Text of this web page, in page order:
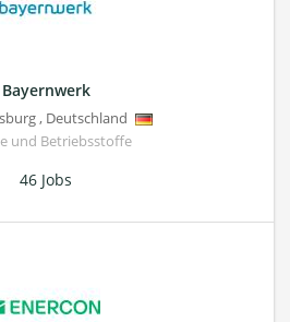
Bayernwerk
, Deutschland
und Betriebsstoffe
46 Jobs